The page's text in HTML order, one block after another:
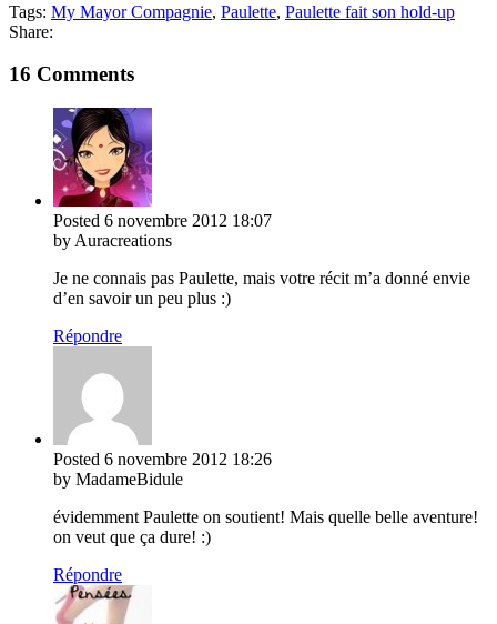
Tags: My Mayor Compagnie, Paulette, Paulette fait son hold-up
Share:
16 Comments
Posted 6 novembre 2012 18:07
by Auracreations
Je ne connais pas Paulette, mais votre récit m’a donné envie
d’en savoir un peu plus :)
Répondre
Posted 6 novembre 2012 18:26
by MadameBidule
évidemment Paulette on soutient! Mais quelle belle aventure!
on veut que ça dure! :)
Répondre